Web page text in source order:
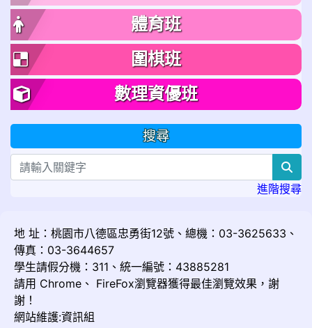
體育班
圍棋班
數理資優班
搜尋
進階搜尋
地 址：桃園市八德區忠勇街12號、總機：03-3625633、
傳真：03-3644657
學生請假分機：311、統一編號：43885281
請用 Chrome 、 FireFox瀏覽器獲得最佳瀏覽效果，謝
謝！
網站維護:資訊組